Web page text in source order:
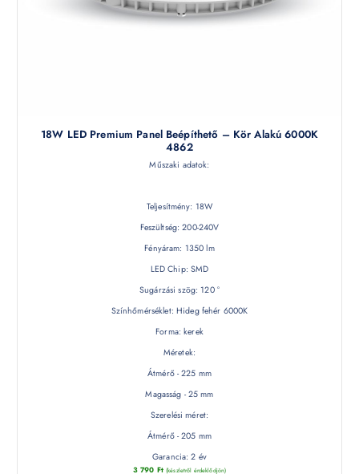
18W LED Premium Panel Beépíthető – Kör Alakú 6000K
4862
Műszaki adatok:
Teljesítmény: 18W
Feszültség: 200-240V
Fényáram: 1350 lm
LED Chip: SMD
Sugárzási szög: 120 °
Színhőmérséklet: Hideg fehér 6000K
Forma: kerek
Méretek:
Átmérő - 225 mm
Magasság - 25 mm
Szerelési méret:
Átmérő - 205 mm
Garancia: 2 év
3 790 Ft (készletről érdeklődjön)